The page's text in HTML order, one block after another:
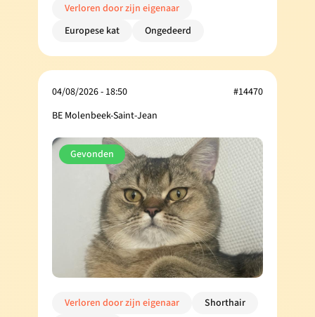
Verloren door zijn eigenaar
Europese kat
Ongedeerd
04/08/2026 - 18:50
BE Molenbeek-Saint-Jean
#14470
Gevonden
Verloren door zijn eigenaar
Shorthair